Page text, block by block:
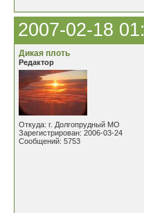
2007-02-18
Дикая плоть
Редактор
Откуда: г. Долгопрудный МО
Зарегистрирован: 2006-03-24
Сообщений: 5753